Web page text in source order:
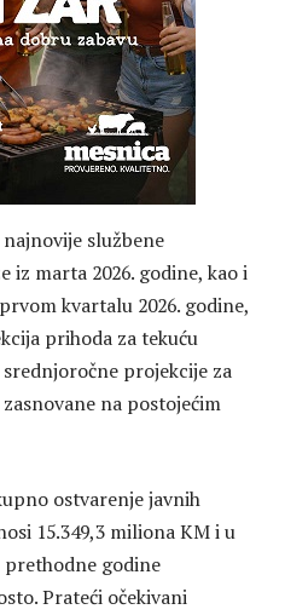
službene
iz marta 2026. godine, kao i
kvartalu 2026. godine,
prihoda za tekuću
projekcije za
na postojećim
ostvarenje javnih
15.349,3 miliona KM i u
godine
Prateći očekivani